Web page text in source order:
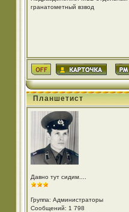
гранатометный взвод
Планшетист
Давно тут сидим....
Группа: Администраторы
Сообщений: 1 798